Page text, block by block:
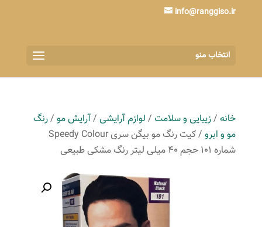
info@ranggiso.ir
انتخاب منو
خانه/زیبایی و سلامت/ لوازم آرایشی/آرایش مو/رنگ
مو و ابرو
/ کیت رنگ مو بیگن سری Speedy Colour
شماره 101 حجم 40 میلی لیتر رنگ مشکی طبیعی